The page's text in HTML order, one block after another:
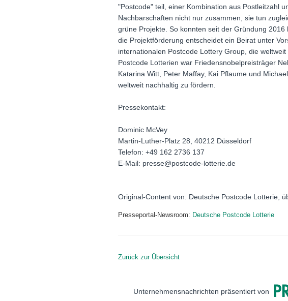
"Postcode" teil, einer Kombination aus Postleitzahl
Nachbarschaften nicht nur zusammen, sie tun
grüne Projekte. So konnten seit der Gründung
die Projektförderung entscheidet ein Beirat unter
internationalen Postcode Lottery Group, die
Postcode Lotterien war Friedensnobelpreisträger
Katarina Witt, Peter Maffay, Kai Pflaume und
weltweit nachhaltig zu fördern.
Pressekontakt:
Dominic McVey
Martin-Luther-Platz 28, 40212 Düsseldorf
Telefon: +49 162 2736 137
E-Mail: presse@postcode-lotterie.de
Original-Content von: Deutsche Postcode Lotterie,
Presseportal-Newsroom: Deutsche Postcode Lotterie
Zurück zur Übersicht
Unternehmensnachrichten präsentiert von